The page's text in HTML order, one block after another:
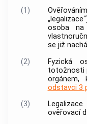
(1)
osoba
se již
(2)
Fyzická
totožnosti
orgánem,
odstavci 3
(3)
ověřovací